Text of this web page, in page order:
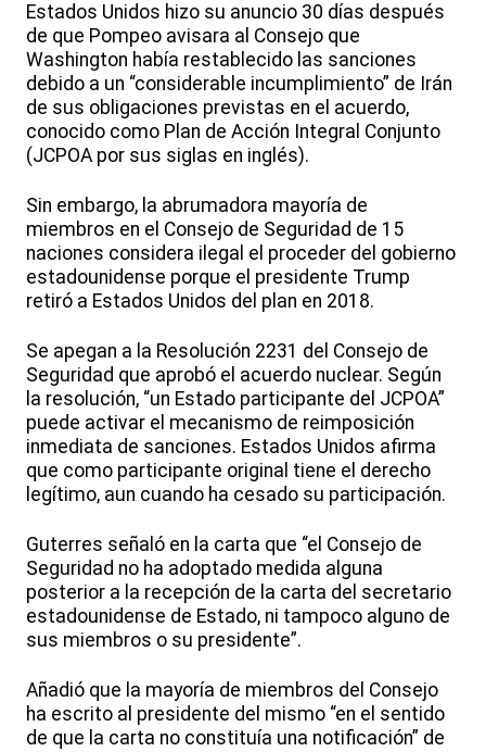
Estados Unidos hizo su anuncio 30 días después
de que Pompeo avisara al Consejo que
Washington había restablecido las sanciones
debido a un “considerable incumplimiento” de Irán
de sus obligaciones previstas en el acuerdo,
conocido como Plan de Acción Integral Conjunto
(JCPOA por sus siglas en inglés).
Sin embargo, la abrumadora mayoría de
miembros en el Consejo de Seguridad de 15
naciones considera ilegal el proceder del gobierno
estadounidense porque el presidente Trump
retiró a Estados Unidos del plan en 2018.
Se apegan a la Resolución 2231 del Consejo de
Seguridad que aprobó el acuerdo nuclear. Según
la resolución, “un Estado participante del JCPOA”
puede activar el mecanismo de reimposición
inmediata de sanciones. Estados Unidos afirma
que como participante original tiene el derecho
legítimo, aun cuando ha cesado su participación.
Guterres señaló en la carta que “el Consejo de
Seguridad no ha adoptado medida alguna
posterior a la recepción de la carta del secretario
estadounidense de Estado, ni tampoco alguno de
sus miembros o su presidente”.
Añadió que la mayoría de miembros del Consejo
ha escrito al presidente del mismo “en el sentido
de que la carta no constituía una notificación” de